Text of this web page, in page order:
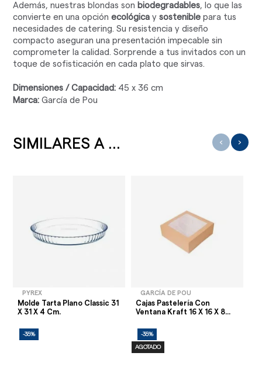
Además, nuestras blondas son biodegradables, lo que las
convierte en una opciónecológica ysostenible para tus
necesidades de catering. Su resistencia y diseño
compacto aseguran una presentación impecable sin
comprometer la calidad. Sorprende a tus invitados con un
toque de sofisticación en cada plato que sirvas.
Dimensiones / Capacidad: 45 x 36 cm
Marca: García de Pou
SIMILARES A ...
PYREX
Molde Tarta Plano Classic 31
X 31 X 4 Cm.
-35%
GARCÍA DE POU
Cajas Pastelería Con
Ventana Kraft 16 X 16 X 8...
-35%
AGOTADO
‹ ›